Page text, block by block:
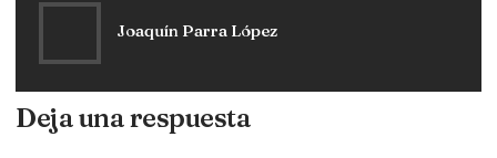
Joaquín Parra López
Deja una respuesta